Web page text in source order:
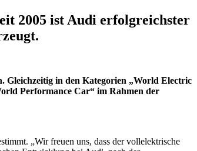
2005 ist Audi erfolgreichster
Gleichzeitig in den Kategorien „World Electric
Performance Car“ im Rahmen der
„Wir freuen uns, dass der vollelektrische